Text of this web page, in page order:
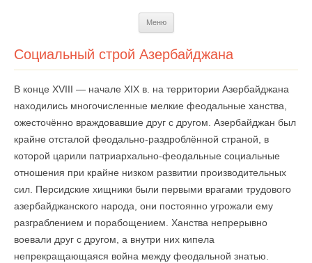
Меню
Социальный строй Азербайджана
В конце XVIII — начале XIX в. на территории Азербайджана
находились многочисленные мелкие феодальные ханства,
ожесточённо враждовавшие друг с другом. Азербайджан был
крайне отсталой феодально-раздроблённой страной, в
которой царили патриархально-феодальные социальные
отношения при крайне низком развитии производительных
сил. Персидские хищники были первыми врагами трудового
азербайджанского народа, они постоянно угрожали ему
разграблением и порабощением. Ханства непрерывно
воевали друг с другом, а внутри них кипела
непрекращающаяся война между феодальной знатью.